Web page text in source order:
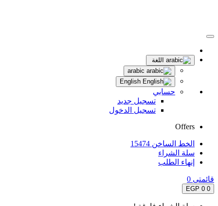
اللغة
حسابي
تسجيل جديد
تسجيل الدخول
Offers
الخط الساخن 15474
سلة الشراء
إنهاء الطلب
قائمتى 0
0
0 EGP